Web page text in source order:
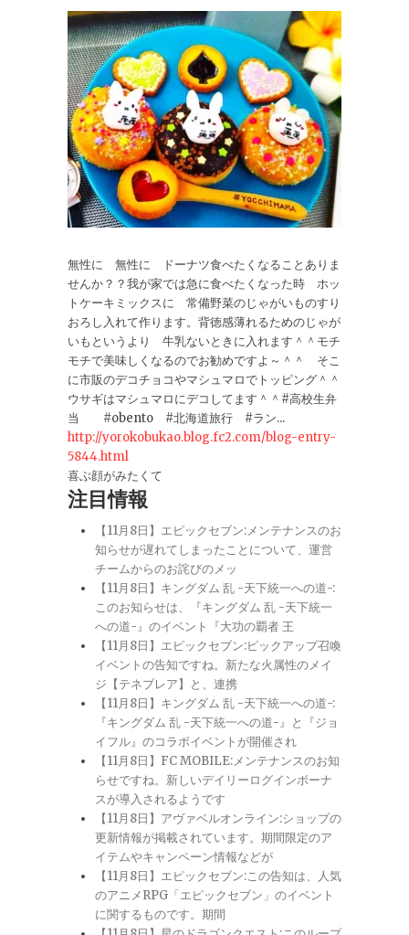
無性に 無性に ドーナツ食べたくなることありま
せんか？？我が家では急に食べたくなった時 ホッ
トケーキミックスに 常備野菜のじゃがいものすり
おろし入れて作ります。背徳感薄れるためのじゃが
いもというより 牛乳ないときに入れます＾＾モチ
モチで美味しくなるのでお勧めですよ～＾＾ そこ
に市販のデコチョコやマシュマロでトッピング＾＾
ウサギはマシュマロにデコしてます＾＾#高校生弁
当 #obento #北海道旅行 #ラン...
http://yorokobukao.blog.fc2.com/blog-entry-
5844.html
喜ぶ顔がみたくて
注目情報
【11月8日】エピックセブン:メンテナンスのお
知らせが遅れてしまったことについて、運営
チームからのお詫びのメッ
【11月8日】キングダム 乱 -天下統一への道-:
このお知らせは、『キングダム 乱 -天下統一
への道-』のイベント『大功の覇者 王
【11月8日】エピックセブン:ピックアップ召喚
イベントの告知ですね。新たな火属性のメイ
ジ【テネブレア】と、連携
【11月8日】キングダム 乱 -天下統一への道-:
『キングダム 乱 -天下統一への道-』と『ジョ
イフル』のコラボイベントが開催され
【11月8日】FC MOBILE:メンテナンスのお知
らせですね。新しいデイリーログインボーナ
スが導入されるようです
【11月8日】アヴァベルオンライン:ショップの
更新情報が掲載されています。期間限定のア
イテムやキャンペーン情報などが
【11月8日】エピックセブン:この告知は、人気
のアニメRPG「エピックセブン」のイベント
に関するものです。期間